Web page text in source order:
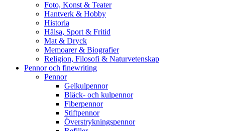
Foto, Konst & Teater
Hantverk & Hobby
Historia
Hälsa, Sport & Fritid
Mat & Dryck
Memoarer & Biografier
Religion, Filosofi & Naturvetenskap
Pennor och finewriting
Pennor
Gelkulpennor
Bläck- och kulpennor
Fiberpennor
Stiftpennor
Överstrykningspennor